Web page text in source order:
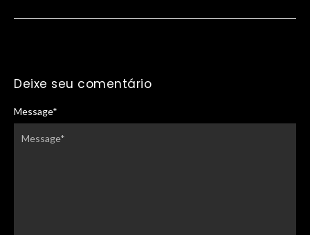
Deixe seu comentário
Message*